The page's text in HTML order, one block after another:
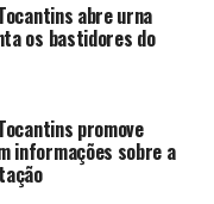
abre urna
os bastidores do
promove
informações sobre a